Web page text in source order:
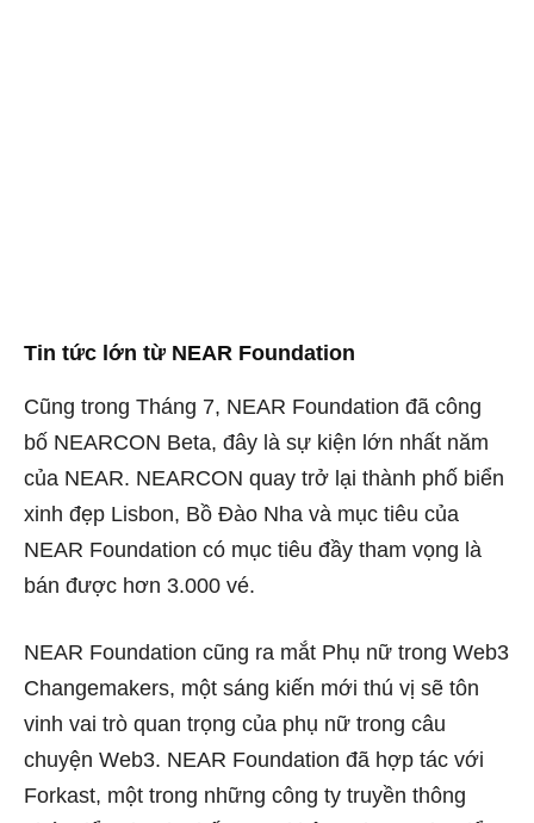
Tin tức lớn từ NEAR Foundation
Cũng trong Tháng 7, NEAR Foundation đã công
bố NEARCON Beta, đây là sự kiện lớn nhất năm
của NEAR. NEARCON quay trở lại thành phố biển
xinh đẹp Lisbon, Bồ Đào Nha và mục tiêu của
NEAR Foundation có mục tiêu đầy tham vọng là
bán được hơn 3.000 vé.
NEAR Foundation cũng ra mắt Phụ nữ trong Web3
Changemakers, một sáng kiến ​​mới thú vị sẽ tôn
vinh vai trò quan trọng của phụ nữ trong câu
chuyện Web3. NEAR Foundation đã hợp tác với
Forkast, một trong những công ty truyền thông